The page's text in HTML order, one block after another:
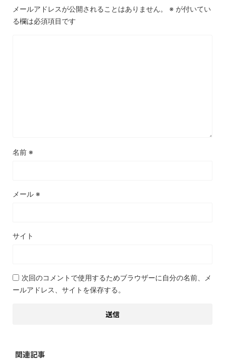
メールアドレスが公開されることはありません。 ※ が付いてい
る欄は必須項目です
名前 ※
メール ※
サイト
次回のコメントで使用するためブラウザーに自分の名前、メ
ールアドレス、サイトを保存する。
関連記事